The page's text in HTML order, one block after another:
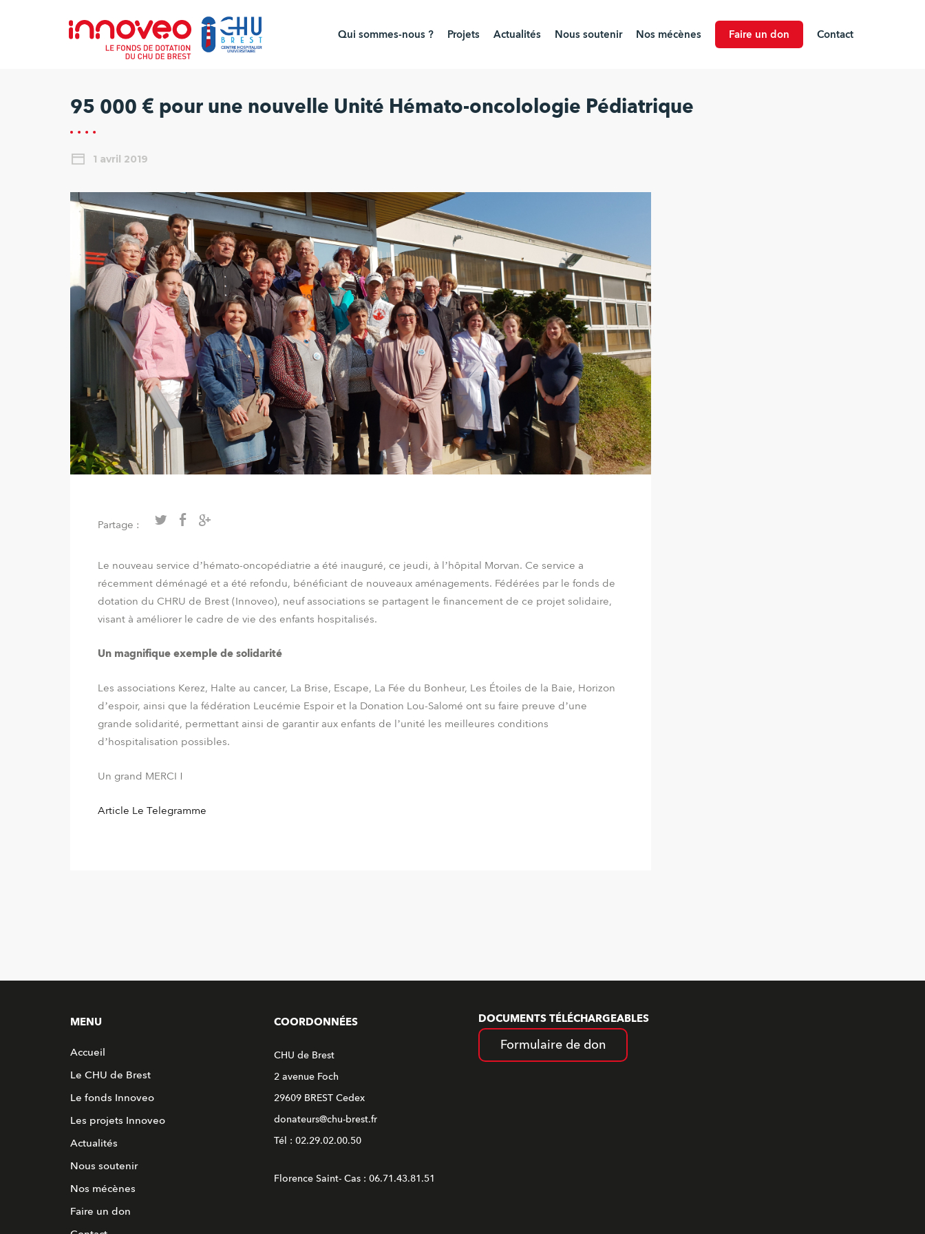
Qui sommes-nous ? Projets Actualités Nous soutenir Nos mécènes Faire un don Contact
95 000 € pour une nouvelle Unité Hémato-oncolologie Pédiatrique
1 avril 2019
Partage :
Le nouveau service d’hémato-oncopédiatrie a été inauguré, ce jeudi, à l’hôpital Morvan. Ce service a
récemment déménagé et a été refondu, bénéficiant de nouveaux aménagements. Fédérées par le fonds de
dotation du CHRU de Brest (Innoveo), neuf associations se partagent le financement de ce projet solidaire,
visant à améliorer le cadre de vie des enfants hospitalisés.
Un magnifique exemple de solidarité
Les associations Kerez, Halte au cancer, La Brise, Escape, La Fée du Bonheur, Les Étoiles de la Baie, Horizon
d’espoir, ainsi que la fédération Leucémie Espoir et la Donation Lou-Salomé ont su faire preuve d’une
grande solidarité, permettant ainsi de garantir aux enfants de l’unité les meilleures conditions
d’hospitalisation possibles.
Un grand MERCI !
Article Le Telegramme
MENU
Accueil
Le CHU de Brest
Le fonds Innoveo
Les projets Innoveo
Actualités
Nous soutenir
Nos mécènes
Faire un don
COORDONNÉES
CHU de Brest
2 avenue Foch
29609 BREST Cedex
donateurs@chu-brest.fr
Tél : 02.29.02.00.50
Florence Saint- Cas : 06.71.43.81.51
DOCUMENTS TÉLÉCHARGEABLES
Formulaire de don